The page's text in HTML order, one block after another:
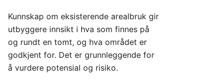
Kunnskap om eksisterende arealbruk gir
utbyggere innsikt i hva som finnes på
og rundt en tomt, og hva området er
godkjent for. Det er grunnleggende for
å vurdere potensial og risiko.